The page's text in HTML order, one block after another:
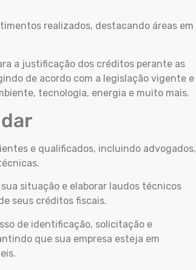
realizados, destacando áreas em
a justificação dos créditos perante as
de acordo com a legislação vigente e
tecnologia, energia e muito mais.
e qualificados, incluindo advogados,
situação e elaborar laudos técnicos
seus créditos fiscais.
de identificação, solicitação e
que sua empresa esteja em